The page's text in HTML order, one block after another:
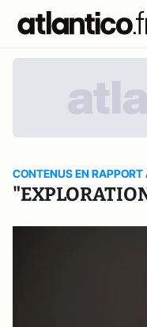
CONTENUS EN